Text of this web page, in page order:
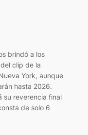
brindó a los
clip de la
York, aunque
hasta 2026.
su reverencia final
de solo 6